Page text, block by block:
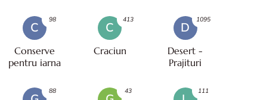
C
Conserve
pentru iarna
98
C
Craciun
413
D
Desert -
Prajituri
1095
88 43 111